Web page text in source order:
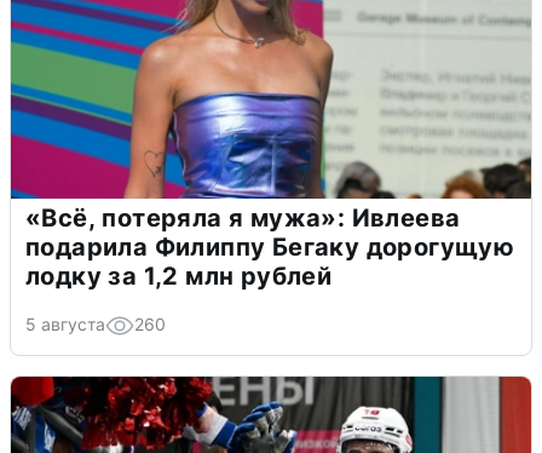
«Всё, потеряла я мужа»: Ивлеева
подарила Филиппу Бегаку дорогущую
лодку за 1,2 млн рублей
5 августа 260